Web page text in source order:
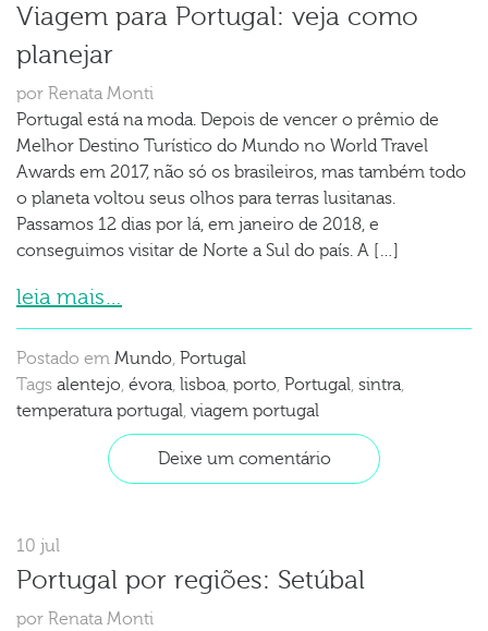
Viagem para Portugal: veja como
planejar
por Renata Monti
Portugal está na moda. Depois de vencer o prêmio de
Melhor Destino Turístico do Mundo no World Travel
Awards em 2017, não só os brasileiros, mas também todo
o planeta voltou seus olhos para terras lusitanas.
Passamos 12 dias por lá, em janeiro de 2018, e
conseguimos visitar de Norte a Sul do país. A […]
leia mais…
Postado em Mundo, Portugal
Tags alentejo, évora, lisboa, porto, Portugal, sintra,
temperatura portugal, viagem portugal
Deixe um comentário
10 jul
Portugal por regiões: Setúbal
por Renata Monti